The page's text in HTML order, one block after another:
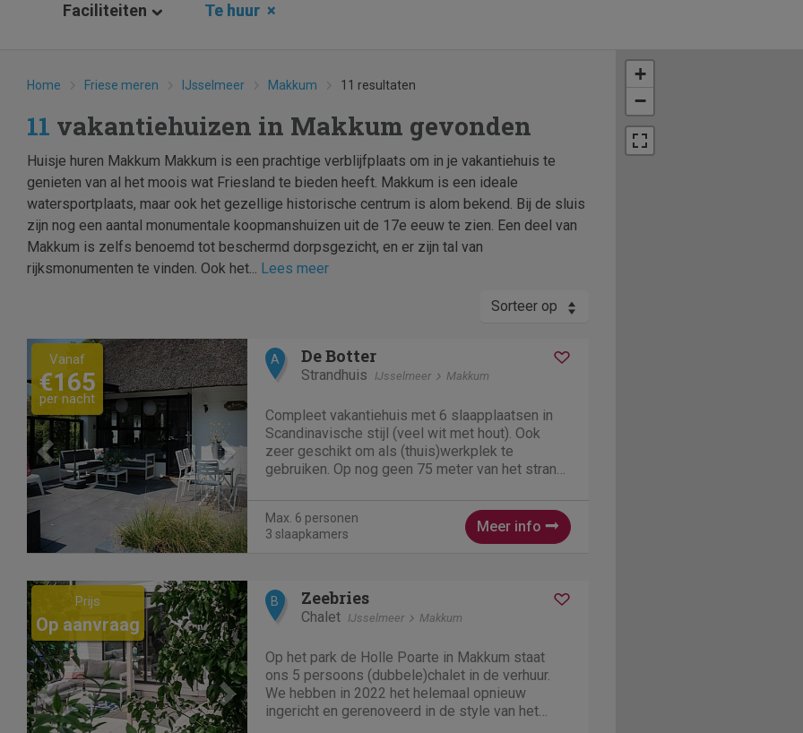
Faciliteiten Te huur ×
Home Friese meren IJsselmeer Makkum 11 resultaten
11 vakantiehuizen in Makkum gevonden
Huisje huren Makkum Makkum is een prachtige verblijfplaats om in je vakantiehuis te
genieten van al het moois wat Friesland te bieden heeft. Makkum is een ideale
watersportplaats, maar ook het gezellige historische centrum is alom bekend. Bij de sluis
zijn nog een aantal monumentale koopmanshuizen uit de 17e eeuw te zien. Een deel van
Makkum is zelfs benoemd tot beschermd dorpsgezicht, en er zijn tal van
rijksmonumenten te vinden. Ook het... Lees meer
Sorteer op
Previous Next
Vanaf
€165
per nacht
A De Botter
Strandhuis IJsselmeer Makkum
Compleet vakantiehuis met 6 slaapplaatsen in
Scandinavische stijl (veel wit met hout). Ook
zeer geschikt om als (thuis)werkplek te
gebruiken. Op nog geen 75 meter van het strand.
mooie badkamer. Daarnaast is de...
Max. 6 personen
3 slaapkamers
Meer info
Previous Next
Prijs
Op aanvraag
B Zeebries
Chalet IJsselmeer Makkum
Op het park de Holle Poarte in Makkum staat
ons 5 persoons (dubbele)chalet in de verhuur.
We hebben in 2022 het helemaal opnieuw
ingericht en gerenoveerd in de style van het
+
−